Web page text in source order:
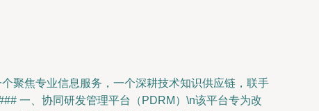
聚焦专业信息服务，一个深耕技术知识供应链，联手
一、协同研发管理平台（PDRM）\n该平台专为改